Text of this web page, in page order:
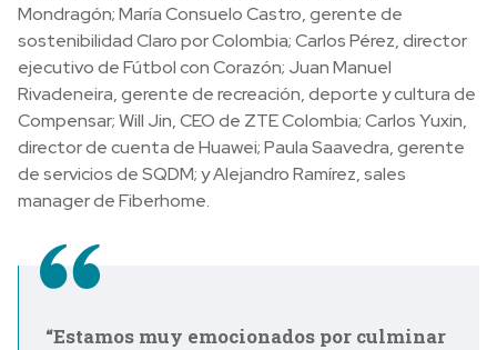
Mondragón; María Consuelo Castro, gerente de
sostenibilidad Claro por Colombia; Carlos Pérez, director
ejecutivo de Fútbol con Corazón; Juan Manuel
Rivadeneira, gerente de recreación, deporte y cultura de
Compensar; Will Jin, CEO de ZTE Colombia; Carlos Yuxin,
director de cuenta de Huawei; Paula Saavedra, gerente
de servicios de SQDM; y Alejandro Ramírez, sales
manager de Fiberhome.
“Estamos muy emocionados por culminar